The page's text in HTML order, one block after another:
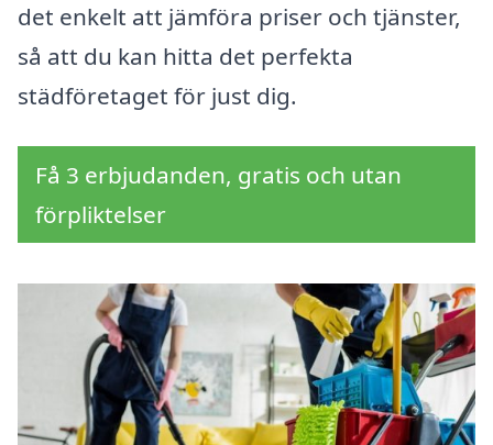
det enkelt att jämföra priser och tjänster,
så att du kan hitta det perfekta
städföretaget för just dig.
Få 3 erbjudanden, gratis och utan
förpliktelser